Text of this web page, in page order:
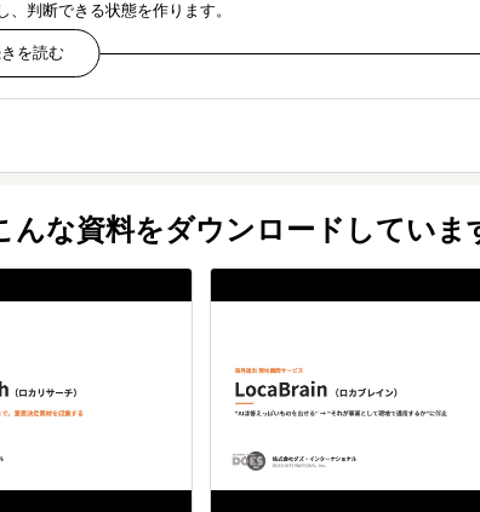
判断できる状態を作ります。
出から伴走します。
？
んな資料をダウンロードしていま